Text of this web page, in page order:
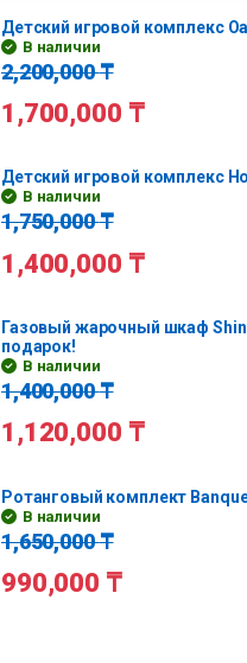
Детский игровой комплекс
В наличии
2,200,000₸
1,700,000 ₸
Детский игровой комплекс
В наличии
1,750,000₸
1,400,000 ₸
Газовый жарочный шкаф
подарок!
В наличии
1,400,000₸
1,120,000 ₸
Ротанговый комплект
В наличии
1,650,000₸
990,000 ₸